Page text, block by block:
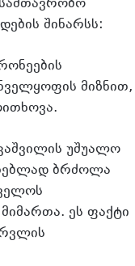
შინარსს:
მიზნით,
უშუალო
ბრძოლა
ეს ფაქტი